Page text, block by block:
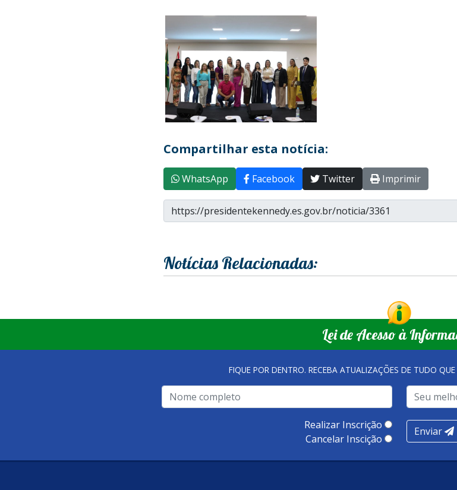
Compartilhar esta notícia:
WhatsApp Facebook Twitter Imprimir
Notícias Relacionadas:
Lei de Acesso à
FIQUE POR DENTRO. RECEBA ATUALIZAÇÕES DE TUDO
Realizar Inscrição
Cancelar Inscição
Enviar